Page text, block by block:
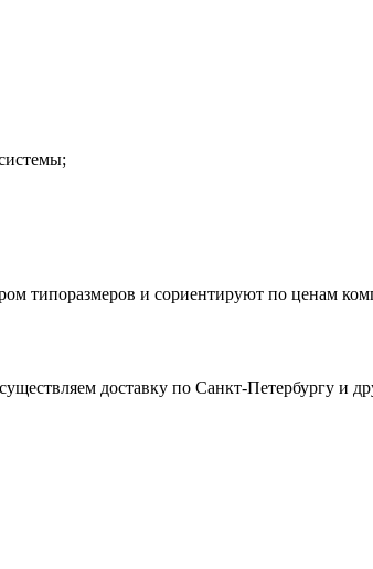
типоразмеров и сориентируют по ценам
доставку по Санкт-Петербургу и